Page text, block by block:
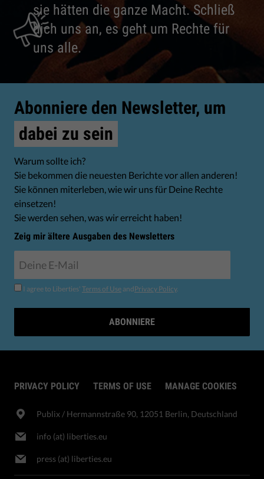
sie hätten die ganze Macht. Schließ
dich uns an, es geht um Rechte für
uns alle.
Abonniere den Newsletter, um
dabei zu sein
Warum sollte ich?
Sie bekommen die neuesten Berichte vor allen anderen!
Sie können miterleben, wie wir uns für Deine Rechte
einsetzen!
Sie werden sehen, was wir erreicht haben!
Zeig mir ältere Ausgaben des Newsletters
I agree to Liberties' Terms of Use andPrivacy Policy.
ABONNIERE
PRIVACY POLICY TERMS OF USE MANAGE COOKIES
Publix​ / Hermannstraße 90, 12051 Berlin, Deutschland
info (at) liberties.eu
press (at) liberties.eu